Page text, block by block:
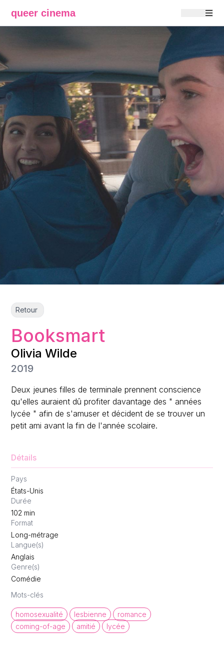
queer cinema
Retour
Booksmart
Olivia Wilde
2019
Deux jeunes filles de terminale prennent conscience
qu'elles auraient dû profiter davantage des " années
lycée " afin de s'amuser et décident de se trouver un
petit ami avant la fin de l'année scolaire.
Détails
Pays
États-Unis
Durée
102 min
Format
Long-métrage
Langue(s)
Anglais
Genre(s)
Comédie
Mots-clés
homosexualité lesbienne
romance
coming-of-age
amitié lycée